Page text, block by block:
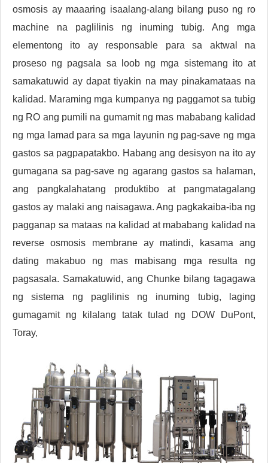
osmosis ay maaaring isaalang-alang bilang puso ng ro
machine na paglilinis ng inuming tubig. Ang mga
elementong ito ay responsable para sa aktwal na
proseso ng pagsala sa loob ng mga sistemang ito at
samakatuwid ay dapat tiyakin na may pinakamataas na
kalidad. Maraming mga kumpanya ng paggamot sa tubig
ng RO ang pumili na gumamit ng mas mababang kalidad
ng mga lamad para sa mga layunin ng pag-save ng mga
gastos sa pagpapatakbo. Habang ang desisyon na ito ay
gumagana sa pag-save ng agarang gastos sa halaman,
ang pangkalahatang produktibo at pangmatagalang
gastos ay malaki ang naisagawa. Ang pagkakaiba-iba ng
pagganap sa mataas na kalidad at mababang kalidad na
reverse osmosis membrane ay matindi, kasama ang
dating makabuo ng mas mabisang mga resulta ng
pagsasala. Samakatuwid, ang Chunke bilang tagagawa
ng sistema ng paglilinis ng inuming tubig, laging
gumagamit ng kilalang tatak tulad ng DOW DuPont,
Toray,